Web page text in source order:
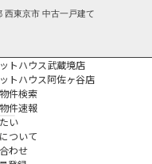
西東京市 中古一戸建て
トハウス武蔵境店
トハウス阿佐ヶ谷店
件検索
件速報
い
ついて
わせ